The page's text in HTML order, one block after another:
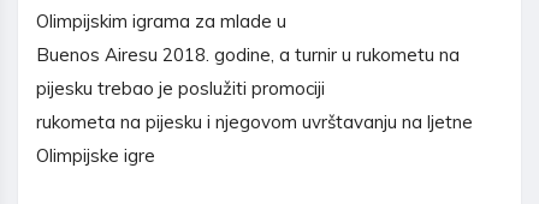
Olimpijskim igrama za mlade u
Buenos Airesu 2018. godine, a turnir u rukometu na
pijesku trebao je poslužiti promociji
rukometa na pijesku i njegovom uvrštavanju na ljetne
Olimpijske igre